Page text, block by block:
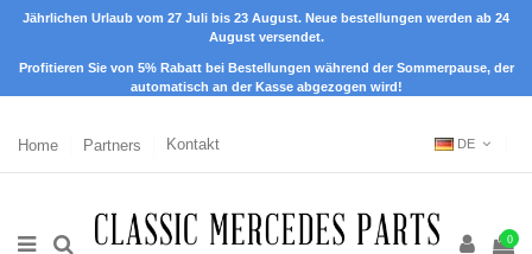
Jährlichen Urlaub vom 27 Juli bis 23 August. Neue bestellungen werden ab 24
August versendet.
Profitieren Sie von 5% Rabatt bei Bestellungen während der Sommerpause, der
automatisch an der Kasse abgezogen wird!
Home Partners Kontakt DE
0